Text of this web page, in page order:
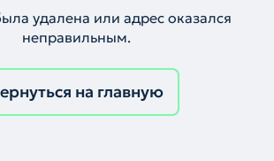
удалена или адрес оказался
неправильным.
на главную